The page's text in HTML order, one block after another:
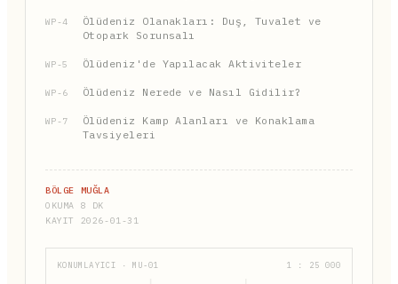
WP-4
Ölüdeniz Olanakları: Duş, Tuvalet ve
Otopark Sorunsalı
WP-5 Ölüdeniz'de Yapılacak Aktiviteler
WP-6 Ölüdeniz Nerede ve Nasıl Gidilir?
WP-7
Ölüdeniz Kamp Alanları ve Konaklama
Tavsiyeleri
BÖLGE MUĞLA
OKUMA 8 DK
KAYIT 2026-01-31
KONUMLAYICI · MU-01 1 : 25 000